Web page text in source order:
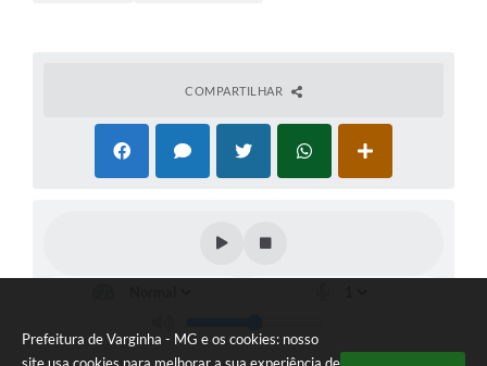
Prefeitura de Varginha - MG e os cookies: nosso
COMPARTILHAR